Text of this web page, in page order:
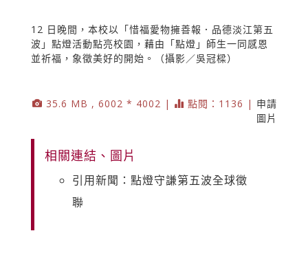
12 日晚間，本校以「惜福愛物擁善報．品德淡江第五
波」點燈活動點亮校園，藉由「點燈」師生一同感恩
並祈福，象徵美好的開始。（攝影／吳冠樑）
35.6 MB , 6002 * 4002 | 點閱：1136 | 申請
圖片
相關連結、圖片
引用新聞：點燈守謙第五波全球徵
聯